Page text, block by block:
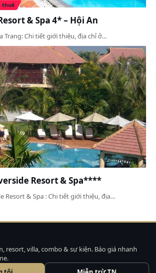
thuê
& Spa 4* – Hội An
Trang: Chi tiết giới thiệu, địa chỉ ở…
Resort & Spa****
Resort & Spa : Chi tiết giới thiệu, địa…
resort, villa, combo & sự kiện. Báo giá nhanh